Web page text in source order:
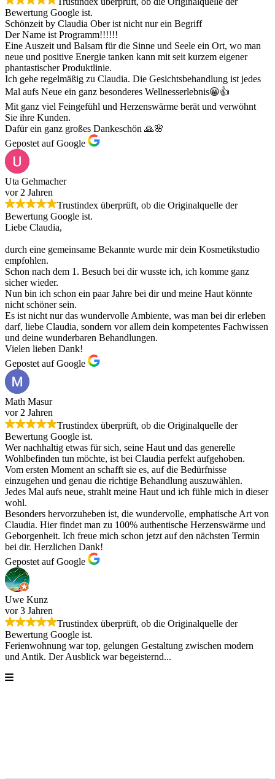
Bewertung Google ist.
Schönzeit by Claudia Ober ist nicht nur ein Begriff
Der Name ist Programm!!!!!!
Eine Auszeit und Balsam für die Sinne und Seele ein Ort, wo man
neue und positive Energie tanken kann mit seit kurzem eigener
phantastischer Produktlinie.
Ich gehe regelmäßig zu Claudia. Die Gesichtsbehandlung ist jedes
Mal aufs Neue ein ganz besonderes Wellnesserlebnis😀👍
Mit ganz viel Feingefühl und Herzenswärme berät und verwöhnt
Sie ihre Kunden.
Dafür ein ganz großes Dankeschön 🙏🌸
Gepostet auf Google
Uta Gehmacher
vor 2 Jahren
Trustindex überprüft, ob die Originalquelle der
Bewertung Google ist.
Liebe Claudia,
durch eine gemeinsame Bekannte wurde mir dein Kosmetikstudio
empfohlen.
Schon nach dem 1. Besuch bei dir wusste ich, ich komme ganz
sicher wieder.
Nun bin ich schon ein paar Jahre bei dir und meine Haut könnte
nicht schöner sein.
Es ist nicht nur das wundervolle Ambiente, was man bei dir erleben
darf, liebe Claudia, sondern vor allem dein kompetentes Fachwissen
und deine wunderbaren Behandlungen.
Vielen lieben Dank!
Gepostet auf Google
Math Masur
vor 2 Jahren
Trustindex überprüft, ob die Originalquelle der
Bewertung Google ist.
Wer nachhaltig etwas für sich, seine Haut und das generelle
Wohlbefinden tun möchte, ist bei Claudia perfekt aufgehoben.
Vom ersten Moment an schafft sie es, auf die Bedürfnisse
einzugehen und genau die richtige Behandlung auszuwählen.
Jedes Mal aufs neue, strahlt meine Haut und ich fühle mich in dieser
wohl.
Besonders hervorzuheben ist, die wundervolle, emphatische Art von
Claudia. Hier findet man zu 100% authentische Herzenswärme und
Geborgenheit. Ich freue mich schon jetzt auf den nächsten Termin
bei dir. Herzlichen Dank!
Gepostet auf Google
Uwe Kunz
vor 3 Jahren
Trustindex überprüft, ob die Originalquelle der
Bewertung Google ist.
Ferienwohnung war top, gelungen Gestaltung zwischen modern
und Antik. Der Ausblick war begeisternd...